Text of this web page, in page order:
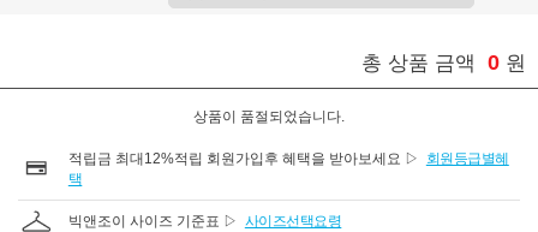
총 상품 금액 0 원
상품이 품절되었습니다.
적립금 최대12%적립 회원가입후 혜택을 받아보세요 ▷
회원등급별혜
택
빅앤조이 사이즈 기준표 ▷ 사이즈선택요령